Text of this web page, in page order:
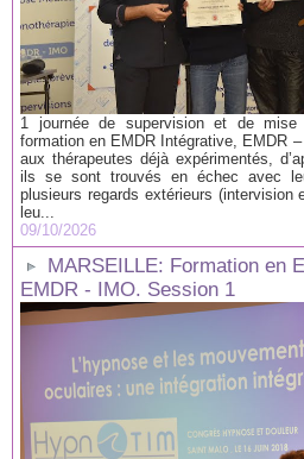
1 journée de supervision et de
formation en EMDR Intégrative, EMDR
aux thérapeutes déjà expérimentés,
ils se sont trouvés en échec avec
plusieurs regards extérieurs (intervision
leu...
09/10/2026
MARSEILLE: Formation en
EMDR - IMO. Session 1